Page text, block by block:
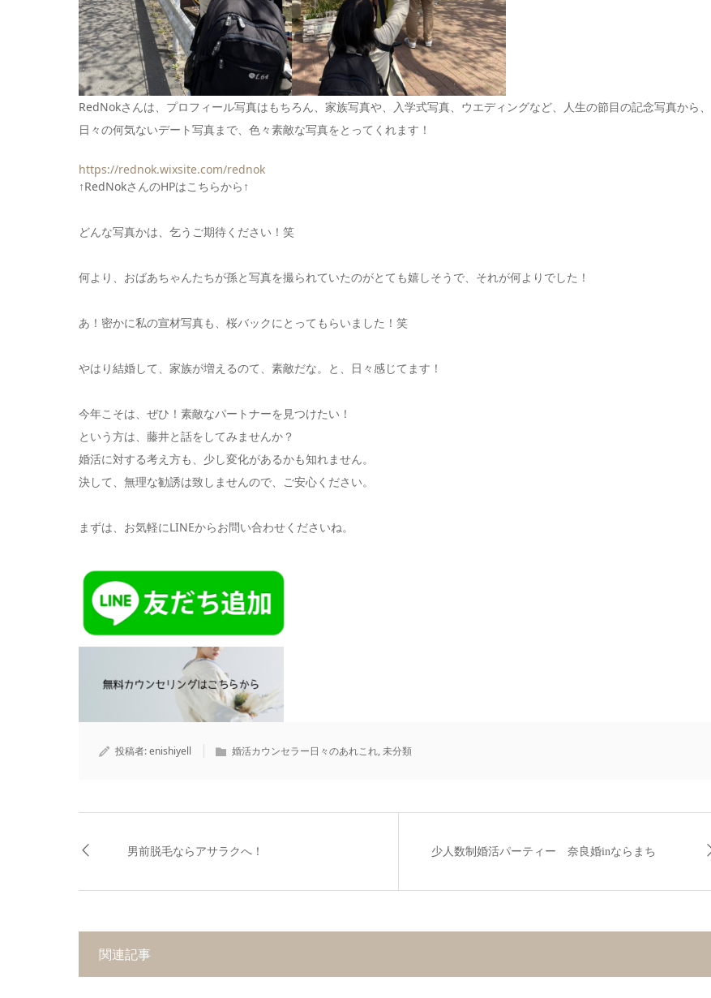
RedNokさんは、プロフィール写真はもちろん、家族写真や、入学式写真、ウエディングなど、人生の節目の記念写真から、
日々の何気ないデート写真まで、色々素敵な写真をとってくれます！
https://rednok.wixsite.com/rednok
↑RedNokさんのHPはこちらから↑
どんな写真かは、乞うご期待ください！笑
何より、おばあちゃんたちが孫と写真を撮られていたのがとても嬉しそうで、それが何よりでした！
あ！密かに私の宣材写真も、桜バックにとってもらいました！笑
やはり結婚して、家族が増えるのて、素敵だな。と、日々感じてます！
今年こそは、ぜひ！素敵なパートナーを見つけたい！
という方は、藤井と話をしてみませんか？
婚活に対する考え方も、少し変化があるかも知れません。
決して、無理な勧誘は致しませんので、ご安心ください。
まずは、お気軽にLINEからお問い合わせくださいね。
投稿者:enishiyell 婚活カウンセラー日々のあれこれ,未分類
男前脱毛ならアサラクへ！ 少人数制婚活パーティー 奈良婚inならまち
関連記事